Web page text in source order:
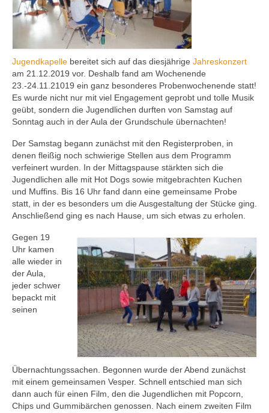
Kontakt
Sponsoring
Jugendkapelle bereitet sich auf das diesjährige Jahreskonzert
am 21.12.2019 vor. Deshalb fand am Wochenende
23.-24.11.21019 ein ganz besonderes Probenwochenende statt!
Es wurde nicht nur mit viel Engagement geprobt und tolle Musik
geübt, sondern die Jugendlichen durften von Samstag auf
Sonntag auch in der Aula der Grundschule übernachten!
Der Samstag begann zunächst mit den Registerproben, in
denen fleißig noch schwierige Stellen aus dem Programm
verfeinert wurden. In der Mittagspause stärkten sich die
Jugendlichen alle mit Hot Dogs sowie mitgebrachten Kuchen
und Muffins. Bis 16 Uhr fand dann eine gemeinsame Probe
statt, in der es besonders um die Ausgestaltung der Stücke ging.
Anschließend ging es nach Hause, um sich etwas zu erholen.
Gegen 19
Uhr kamen
alle wieder in
der Aula,
jeder schwer
bepackt mit
seinen
Übernachtungssachen. Begonnen wurde der Abend zunächst
mit einem gemeinsamen Vesper. Schnell entschied man sich
dann auch für einen Film, den die Jugendlichen mit Popcorn,
Chips und Gummibärchen genossen. Nach einem zweiten Film